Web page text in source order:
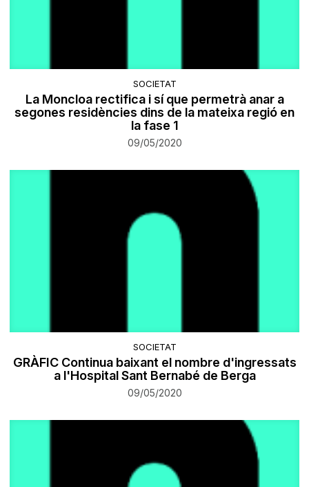
SOCIETAT
La Moncloa rectifica i sí que permetrà anar a
segones residències dins de la mateixa regió en
la fase 1
09/05/2020
SOCIETAT
GRÀFIC Continua baixant el nombre d'ingressats
a l'Hospital Sant Bernabé de Berga
09/05/2020